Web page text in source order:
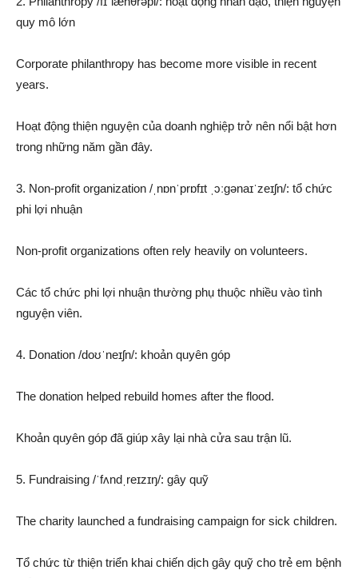
quy mô lớn
Corporate philanthropy has become more visible in recent
years.
Hoạt động thiện nguyện của doanh nghiệp trở nên nổi bật hơn
trong những năm gần đây.
3. Non-profit organization /ˌnɒnˈprɒfɪt ˌɔːɡənaɪˈzeɪʃn/: tổ chức
phi lợi nhuận
Non-profit organizations often rely heavily on volunteers.
Các tổ chức phi lợi nhuận thường phụ thuộc nhiều vào tình
nguyện viên.
4. Donation /doʊˈneɪʃn/: khoản quyên góp
The donation helped rebuild homes after the flood.
Khoản quyên góp đã giúp xây lại nhà cửa sau trận lũ.
5. Fundraising /ˈfʌndˌreɪzɪŋ/: gây quỹ
The charity launched a fundraising campaign for sick children.
Tổ chức từ thiện triển khai chiến dịch gây quỹ cho trẻ em bệnh